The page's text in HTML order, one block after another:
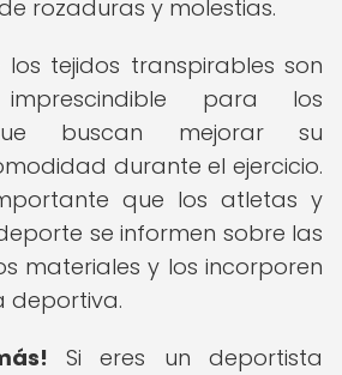
rozaduras y molestias.
los tejidos transpirables son
para los
buscan mejorar su
durante el ejercicio.
que los atletas y
se informen sobre las
materiales y los incorporen
deportiva.
Si eres un deportista